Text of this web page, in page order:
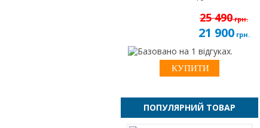
25 490грн.
21 900грн.
ПОПУЛЯРНИЙ ТОВАР